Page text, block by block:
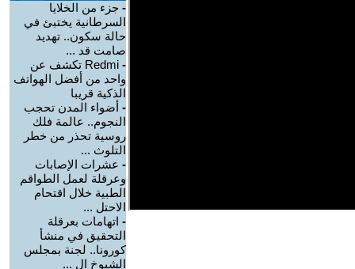
- جزء من الخلايا
السرطانية يختبئ في
حالة سكون.. تهديد
صامت قد ...
-
Redmi تكشف عن
واحد من أفضل الهواتف
الذكية قريبا
- أضواء المدن تحجب
النجوم.. عالمة فلك
روسية تحذر من خطر
التلوث ...
- عشرات الإصابات
وعرقلة لعمل الطواقم
الطبية خلال اقتحام
الاحتل ...
- اتهامات بعرقلة
التحقيق في منشأ
كورونا.. لجنة بمجلس
الشيوخ ال ...